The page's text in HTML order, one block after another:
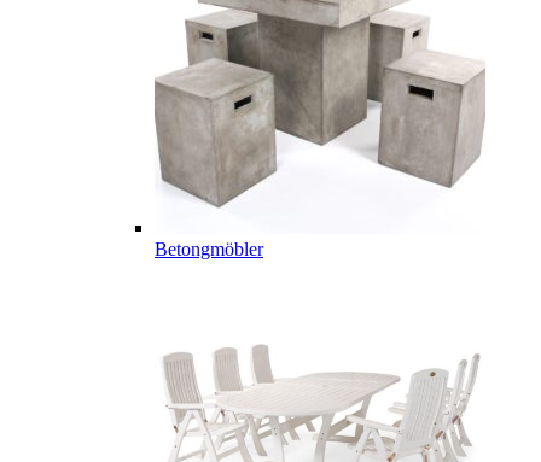
Betongmöbler